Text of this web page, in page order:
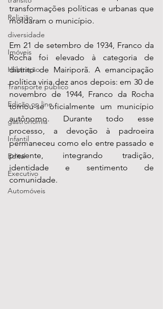
Religião
diversidade
Imóveis
Habitação
Transporte público
Edição on line
gastronomia
Infantil
Edital
Executivo
Automóveis
transformações políticas e urbanas que
moldaram o município.
Em 21 de setembro de 1934, Franco da
Rocha foi elevado à categoria de
distrito de Mairiporã. A emancipação
política viria dez anos depois: em 30 de
novembro de 1944, Franco da Rocha
tornou-se oficialmente um município
autônomo. Durante todo esse
processo, a devoção à padroeira
permaneceu como elo entre passado e
presente, integrando tradição,
identidade e sentimento de
comunidade.